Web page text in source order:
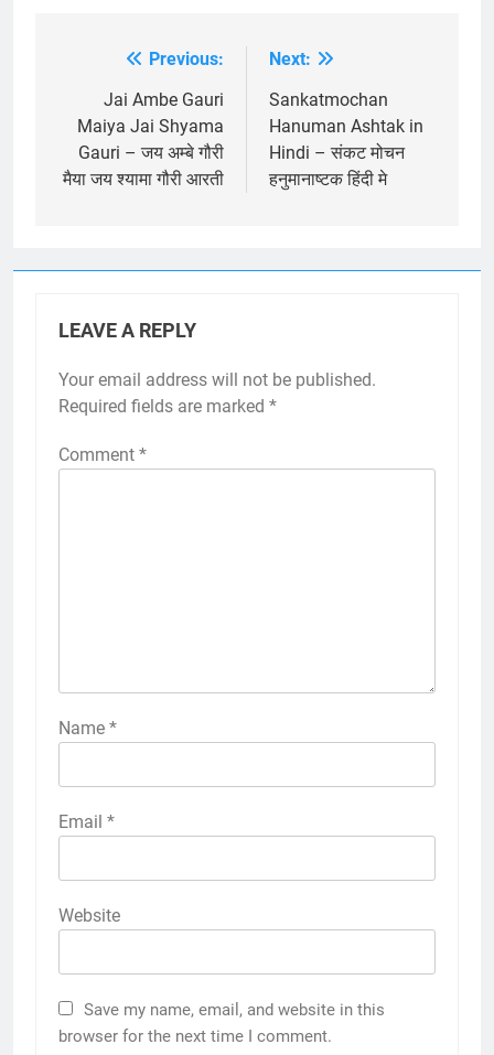
navigation
Previous:
Jai Ambe Gauri
Maiya Jai Shyama
Gauri – जय अम्बे गौरी
मैया जय श्यामा गौरी आरती
Next:
Sankatmochan
Hanuman Ashtak in
Hindi – संकट मोचन
हनुमानाष्टक हिंदी मे
LEAVE A REPLY
Your email address will not be published.
Required fields are marked *
Comment *
Name *
Email *
Website
Save my name, email, and website in this
browser for the next time I comment.